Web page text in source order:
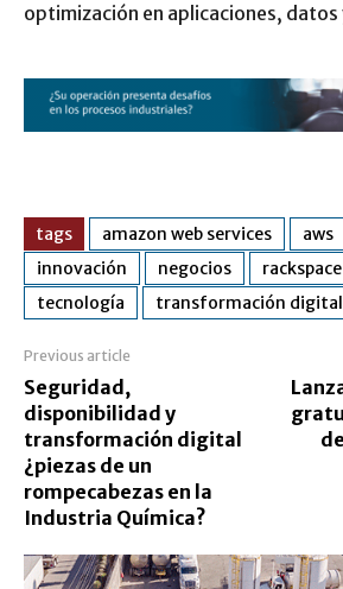
optimización en aplicaciones,
tags amazon web services aws
innovación
negocios
tecnología
transformación digital
Previous article
Seguridad,
disponibilidad y
transformación digital
¿piezas de un
rompecabezas en la
Industria Química?